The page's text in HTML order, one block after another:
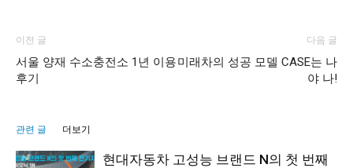
이전 글
서울 양재 수소충전소 1년 이용
후기
다음 글
미래차의 성공 모델 CASE는 나
야 나!
관련 글 더보기
현대자동차 고성능 브랜드 N의 첫 번째